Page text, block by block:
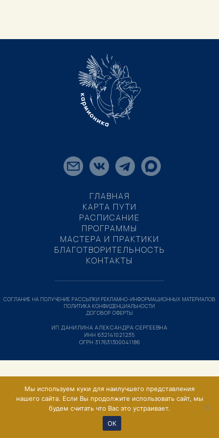
ГЛАВНАЯ
КАРТА ПУТИ
РАСПИСАНИЕ
ПРОГРАММЫ
МАСТЕРА И ПРАКТИКИ
БЛАГОТВОРИТЕЛЬНОСТЬ
КОНТАКТЫ
ИП ДАНИЛИНА АЛЕКСАНДРА СЕРГЕЕВНА
ИНН 632141021235
ОГРН 317631300041186
СОГЛАНИЕ НА ПОЛУЧЕНИЕ РАССЫЛКИ РЕКЛАМНО-ИНФОРМАЦИОННЫХ МАТЕРИАЛОВ
ПОЛИТИКА КОНФИДЕНЦИАЛЬНОСТИ
ДОГОВОР ОФЕРТЫ
Мы используем куки для наилучшего представления
нашего сайта. Если Вы продолжите использовать сайт, мы
будем считать что Вас это устраивает.
ОК